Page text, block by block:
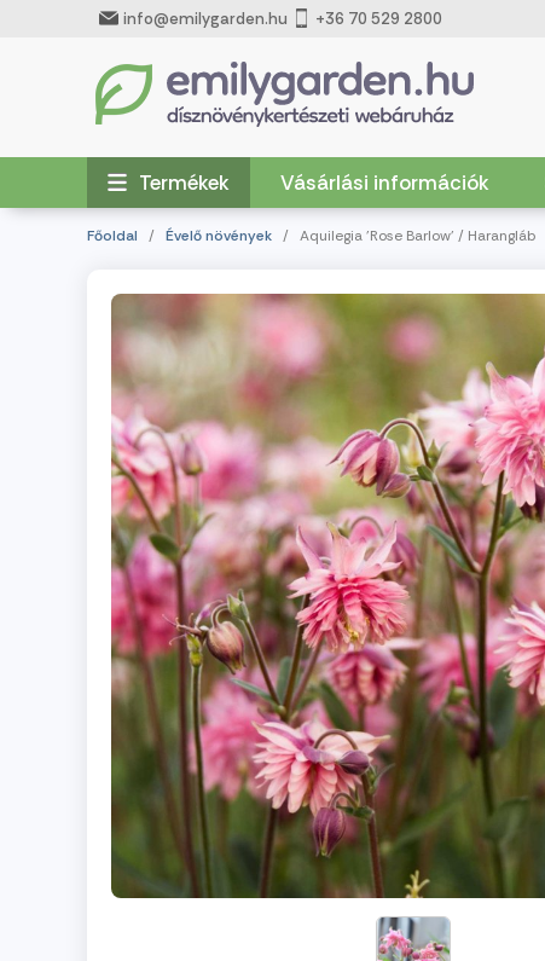
info@emilygarden.hu +36 70 529 2800
Termékek Vásárlási információk
Főoldal / Évelő növények / Aquilegia 'Rose Barlow' / Harangláb